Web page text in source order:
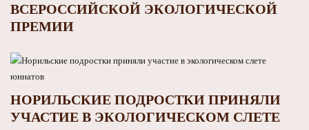
ВСЕРОССИЙСКОЙ ЭКОЛОГИЧЕСКОЙ
ПРЕМИИ
НОРИЛЬСКИЕ ПОДРОСТКИ ПРИНЯЛИ
УЧАСТИЕ В ЭКОЛОГИЧЕСКОМ СЛЕТЕ